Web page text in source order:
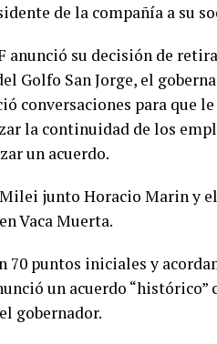
de la compañía a su
anunció su decisión de
Golfo San Jorge, el
conversaciones para que
la continuidad de los
un acuerdo.
junto Horacio Marin y
Vaca Muerta.
70 puntos iniciales y
un acuerdo “histórico”
gobernador.